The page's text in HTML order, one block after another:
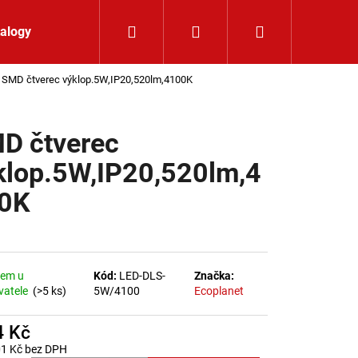
Přihlášení
SMD čtverec výklop.5W,IP20,520lm,4100K
čtverec
u
(>5 ks)
Kód: LED-DLS-
5W/4100
Značka:
Ecoplanet
Kč
Kč bez DPHSVÍTIDLO